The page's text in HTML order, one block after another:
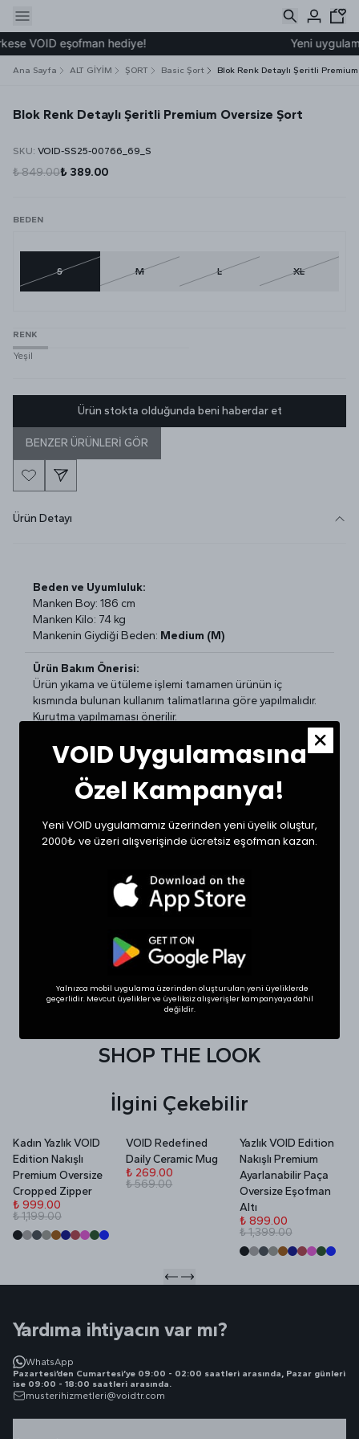
VOID eşofman hediye! Yeni
Ana Sayfa ALT GİYİM ŞORT Basic Şort Blok Renk Detaylı Şeritli
Blok Renk Detaylı Şeritli Premium Oversize Şort
SKU: VOID-SS25-00766_69_S
₺ 849.00₺ 389.00
BEDEN
S M L XL
RENK
Yeşil
Ürün stokta olduğunda beni haberdar et
BENZER ÜRÜNLERİ GÖR
Ürün Detayı
Beden ve Uyumluluk:
Manken Boy: 186 cm
Manken Kilo: 74 kg
Mankenin Giydiği Beden: Medium (M)
Ürün Bakım Önerisi:
Ürün yıkama ve ütüleme işlemi tamamen ürünün iç
kısmında bulunan kullanım talimatlarına göre yapılmalıdır.
Kurutma yapılmaması önerilir.
Beden Ölçüleri ve Doğru Beden Seçimi:
Tekstil ürünlerinde beden seçimi modellere göre
değişkenlik gösterebilir. Siz de doğru bir seçim için
dolabınızdaki beğendiğiniz bir ürünün ölçülerini alıp sipariş
Ölçülerde +1/-1 cm farklılık olabilir.
34
39
XLarge 41 49
SHOP THE LOOK
İlgini Çekebilir
Kadın Yazlık VOID
Edition Nakışlı
Premium Oversize
Cropped Zipper
₺ 999.00
₺ 1,199.00
VOID Redefined
Daily Ceramic Mug
₺ 269.00
₺ 569.00
Yazlık VOID Edition
Nakışlı Premium
Ayarlanabilir Paça
Oversize Eşofman
Altı
₺ 899.00
₺ 1,399.00
Yardıma ihtiyacın var mı?
WhatsApp
Pazartesi’den Cumartesi’ye 09:00 - 02:00 saatleri arasında, Pazar günleri
ise 09:00 - 18:00 saatleri arasında.
musterihizmetleri@voidtr.com
VOID Uygulamasına
Özel Kampanya!
Yeni VOID uygulamamız üzerinden yeni üyelik oluştur,
2000₺ ve üzeri alışverişinde ücretsiz eşofman kazan.
Yalnızca mobil uygulama üzerinden oluşturulan yeni üyeliklerde
geçerlidir. Mevcut üyelikler ve üyeliksiz alışverişler kampanyaya dahil
değildir.